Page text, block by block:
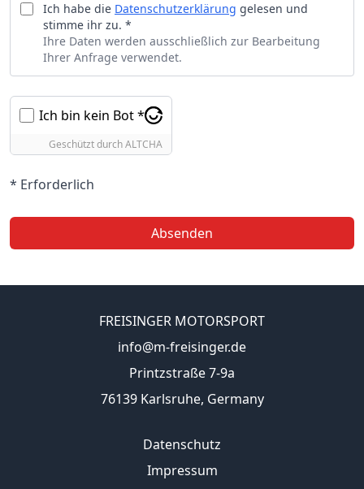
Ich habe die Datenschutzerklärung gelesen und
stimme ihr zu. *
Ihre Daten werden ausschließlich zur Bearbeitung
Ihrer Anfrage verwendet.
Ich bin kein Bot *
Geschützt durchALTCHA
* Erforderlich
Absenden
FREISINGER MOTORSPORT
info@m-freisinger.de
Printzstraße 7-9a
76139 Karlsruhe, Germany
Datenschutz
Impressum